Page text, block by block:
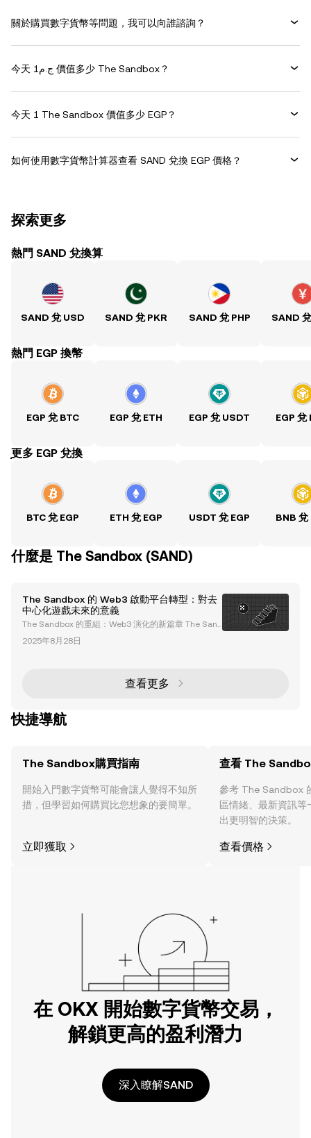
關於購買數字貨幣等問題，我可以向誰諮詢？
今天 ج.م1 價值多少 The Sandbox？
今天 1 The Sandbox 價值多少 EGP？
如何使用數字貨幣計算器查看 SAND 兌換 EGP 價格？
探索更多
熱門 SAND 兌換算
SAND 兌 USD SAND 兌 PKR SAND 兌 PHP SAND
熱門 EGP 換幣
EGP 兌 BTC EGP 兌 ETH EGP 兌 USDT EGP 兌
ִִִִִִִִִִִִִִִִִִִִִִִִִִִִִִִִִִִִִִִִִִִִִִִִ更多 EGP 兌換
BTC 兌 EGP ETH 兌 EGP USDT 兌 EGP BNB 兌
什麼是 The Sandbox (SAND)
The Sandbox 的 Web3 啟動平台轉型：對去
中心化遊戲未來的意義
The Sandbox 的重組：Web3 演化的新篇章 The San
dbox 作為元宇宙領域的先驅，正在進行一場變革性的
重組。該公司最近宣布了一系列重大改變，包括裁員 5
日常運營相吻合，Animoca Brands 的 CEO Robby Yu
2025年8月28日
查看更多
快捷導航
The Sandbox購買指南
開始入門數字貨幣可能會讓人覺得不知所
措，但學習如何購買比您想象的要簡單。
立即獲取
查看 The
參考 The Sandbox
區情緒、最新資訊
出更明智的決策。
查看價格
在 OKX 開始數字貨幣交易，
解鎖更高的盈利潛力
深入瞭解SAND